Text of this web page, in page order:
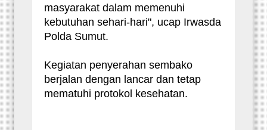
masyarakat dalam memenuhi
kebutuhan sehari-hari", ucap Irwasda
Polda Sumut.
Kegiatan penyerahan sembako
berjalan dengan lancar dan tetap
mematuhi protokol kesehatan.